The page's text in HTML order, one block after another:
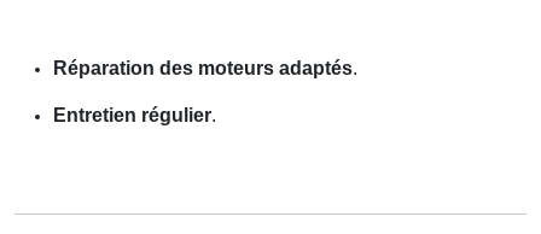
Réparation des moteurs adaptés.
Entretien régulier.